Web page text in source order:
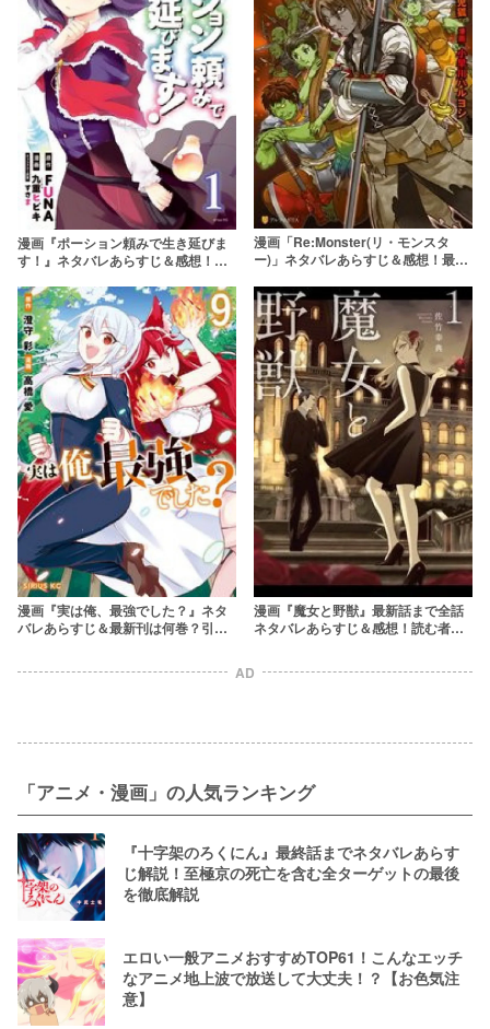
漫画『ポーション頼みで生き延びま
す！』ネタバレあらすじ＆感想！普
漫画「Re:Monster(リ・モンスタ
ー)」ネタバレあらすじ＆感想！最弱
ァンタジー
漫画『実は俺、最強でした？』ネタ
バレあらすじ＆最新刊は何巻？引き
漫画『魔女と野獣』最新話まで全話
ネタバレあらすじ＆感想！読む者を
AD
「アニメ・漫画」の人気ランキング
『十字架のろくにん』最終話までネタバレあらす
じ解説！至極京の死亡を含む全ターゲットの最後
を徹底解説
エロい一般アニメおすすめTOP61！こんなエッチ
なアニメ地上波で放送して大丈夫！？【お色気注
意】